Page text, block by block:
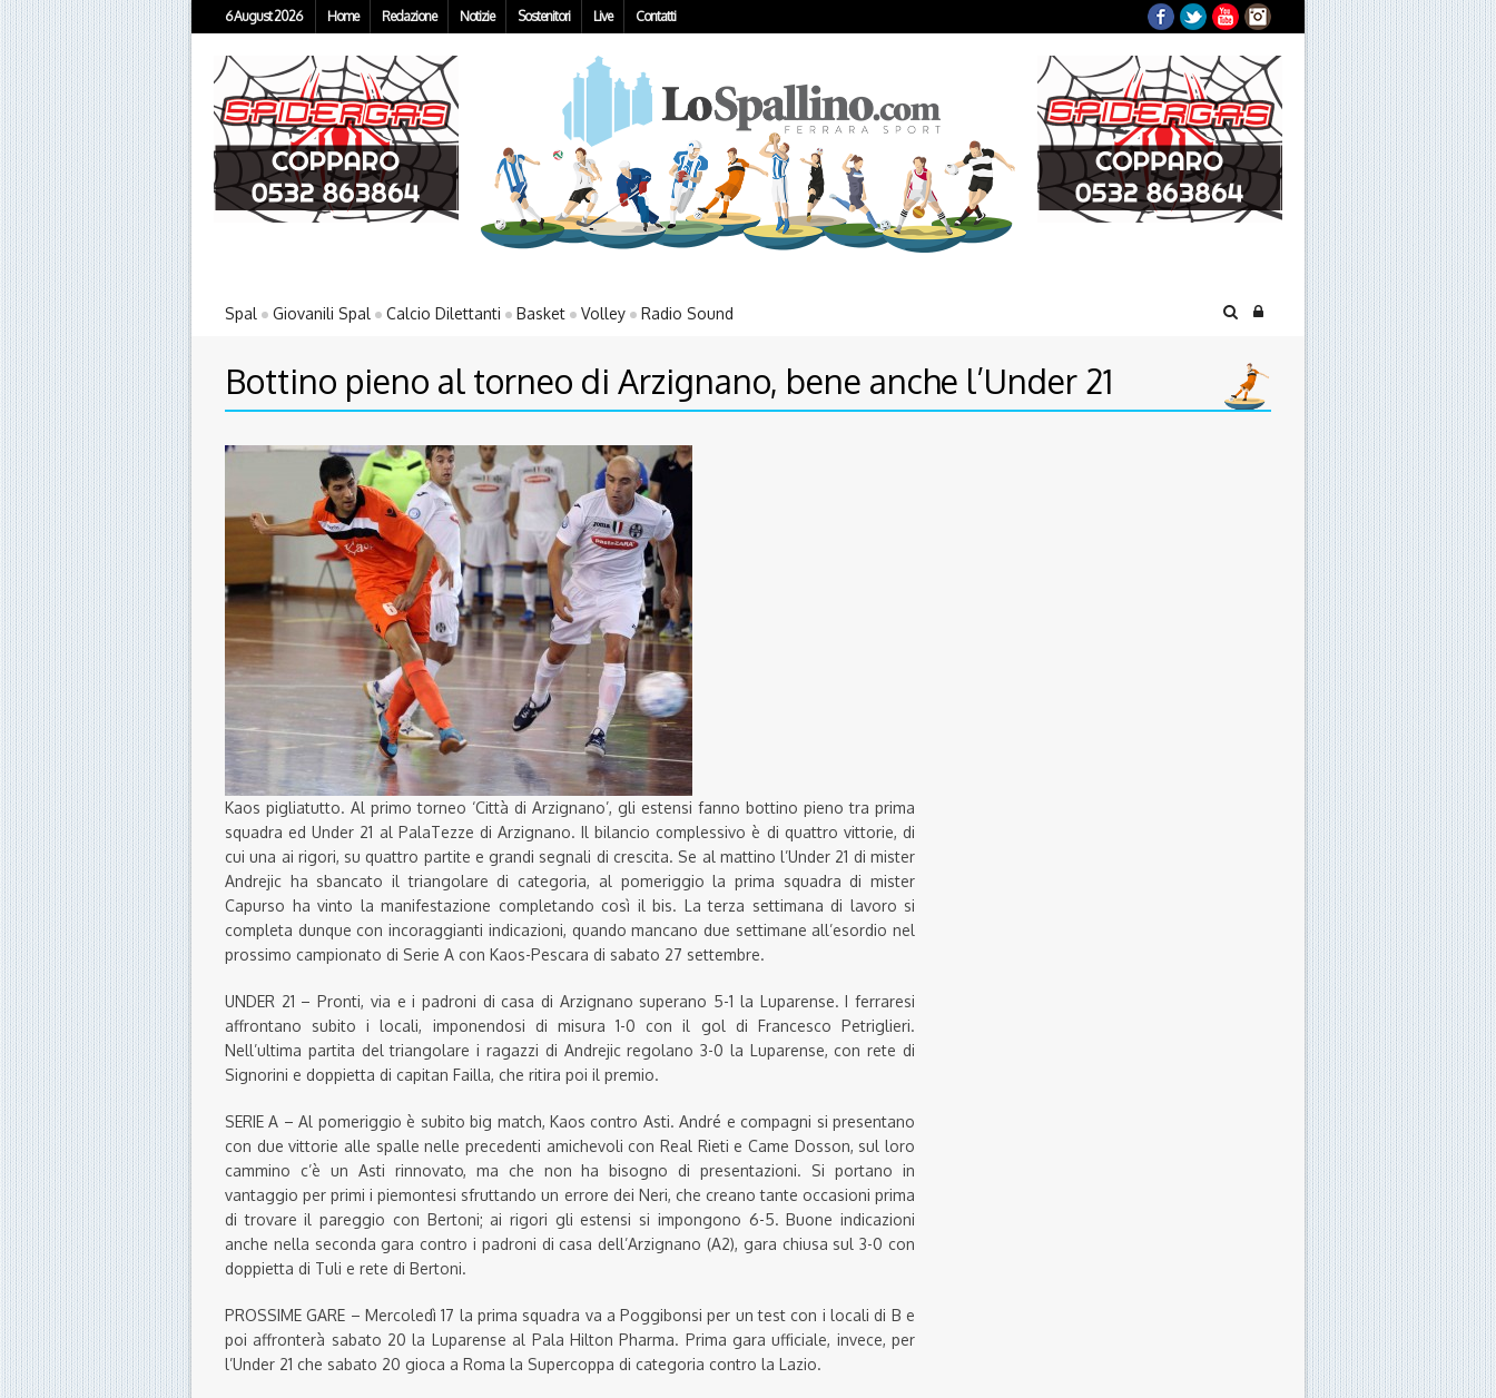
6 August 2026 Home Redazione Notizie Sostenitori Live Contatti Facebook
TwitterYouTubeInstagram
Spal Giovanili Spal Calcio Dilettanti Basket Volley Radio Sound
Bottino pieno al torneo di Arzignano, bene anche l’Under 21
Kaos pigliatutto. Al primo torneo ‘Città di Arzignano’, gli estensi fanno bottino pieno tra prima
squadra ed Under 21 al PalaTezze di Arzignano. Il bilancio complessivo è di quattro vittorie, di
cui una ai rigori, su quattro partite e grandi segnali di crescita. Se al mattino l’Under 21 di mister
Andrejic ha sbancato il triangolare di categoria, al pomeriggio la prima squadra di mister
Capurso ha vinto la manifestazione completando così il bis. La terza settimana di lavoro si
completa dunque con incoraggianti indicazioni, quando mancano due settimane all’esordio nel
prossimo campionato di Serie A con Kaos-Pescara di sabato 27 settembre.
UNDER 21 – Pronti, via e i padroni di casa di Arzignano superano 5-1 la Luparense. I ferraresi
affrontano subito i locali, imponendosi di misura 1-0 con il gol di Francesco Petriglieri.
Nell’ultima partita del triangolare i ragazzi di Andrejic regolano 3-0 la Luparense, con rete di
Signorini e doppietta di capitan Failla, che ritira poi il premio.
SERIE A – Al pomeriggio è subito big match, Kaos contro Asti. André e compagni si presentano
con due vittorie alle spalle nelle precedenti amichevoli con Real Rieti e Came Dosson, sul loro
cammino c’è un Asti rinnovato, ma che non ha bisogno di presentazioni. Si portano in
vantaggio per primi i piemontesi sfruttando un errore dei Neri, che creano tante occasioni prima
di trovare il pareggio con Bertoni; ai rigori gli estensi si impongono 6-5. Buone indicazioni
anche nella seconda gara contro i padroni di casa dell’Arzignano (A2), gara chiusa sul 3-0 con
doppietta di Tuli e rete di Bertoni.
PROSSIME GARE – Mercoledì 17 la prima squadra va a Poggibonsi per un test con i locali di B e
poi affronterà sabato 20 la Luparense al Pala Hilton Pharma. Prima gara ufficiale, invece, per
l’Under 21 che sabato 20 gioca a Roma la Supercoppa di categoria contro la Lazio.